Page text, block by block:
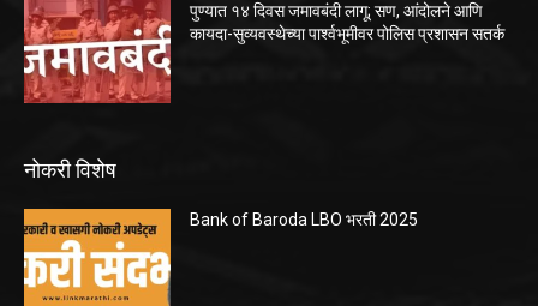
पुण्यात १४ दिवस जमावबंदी लागू; सण, आंदोलने आणि
कायदा-सुव्यवस्थेच्या पार्श्वभूमीवर पोलिस प्रशासन सतर्क
नोकरी विशेष
Bank of Baroda LBO भरती 2025